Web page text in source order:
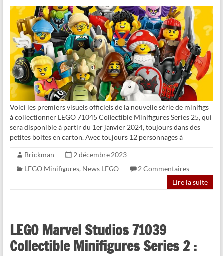
Voici les premiers visuels officiels de la nouvelle série de minifigs
à collectionner LEGO 71045 Collectible Minifigures Series 25, qui
sera disponible à partir du 1er janvier 2024, toujours dans des
petites boites en carton. Avec toujours 12 personnages à
Brickman
2 décembre 2023
LEGO Minifigures, News LEGO
2 Commentaires
Lire la suite
LEGO Marvel Studios 71039
Collectible Minifigures Series 2 :